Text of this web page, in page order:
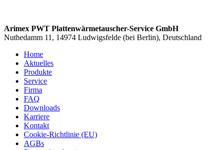
Arimex PWT Plattenwärmetauscher-Service GmbH
Nuthedamm 11, 14974 Ludwigsfelde (bei Berlin), Deutschland
Home
Aktuelles
Produkte
Service
Firma
FAQ
Downloads
Karriere
Kontakt
Cookie-Richtlinie (EU)
AGBs